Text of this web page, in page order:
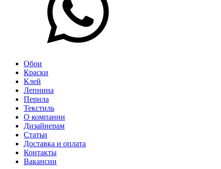
Обои
Краски
Клей
Лепнина
Перила
Текстиль
О компании
Дизайнерам
Статьи
Доставка и оплата
Контакты
Вакансии